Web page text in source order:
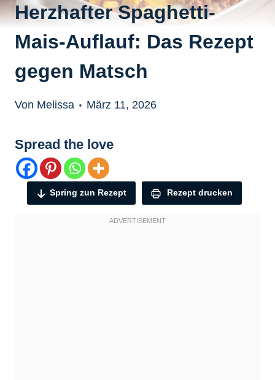
Herzhafter Spaghetti-
Mais-Auflauf: Das Rezept
gegen Matsch
Von Melissa März 11, 2026
Spread the love
Spring zun Rezept Rezept drucken